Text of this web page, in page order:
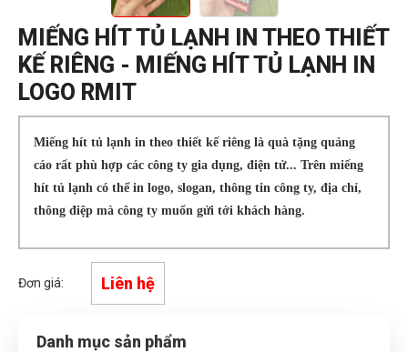
MIẾNG HÍT TỦ LẠNH IN THEO THIẾT
KẾ RIÊNG - MIẾNG HÍT TỦ LẠNH IN
LOGO RMIT
Miếng hít tủ lạnh in theo thiết kế riêng là quà tặng quảng
cáo rất phù hợp các công ty gia dụng, điện tử... Trên miếng
hít tủ lạnh có thể in logo, slogan, thông tin công ty, địa chỉ,
thông điệp mà công ty muốn gửi tới khách hàng.
Đơn giá: Liên hệ
Danh mục sản phẩm